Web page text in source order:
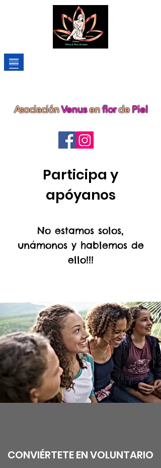
AsociaciónVenusenflordePiel
Entrar
renouveler son adhésion
Participa y
apóyanos
No estamos solos,
unámonos y hablemos de
ello!!!
CONVIÉRTETE EN VOLUNTARIO